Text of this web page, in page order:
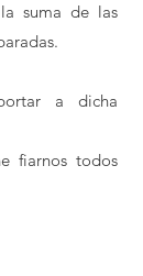
suma de las
a dicha
fiarnos todos